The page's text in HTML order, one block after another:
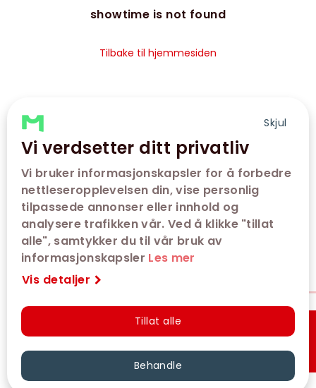
Skjul
Vi verdsetter ditt privatliv
Vi bruker informasjonskapsler for å forbedre
nettleseropplevelsen din, vise personlig
tilpassede annonser eller innhold og
analysere trafikken vår. Ved å klikke "tillat
alle", samtykker du til vår bruk av
informasjonskapsler Les mer
Vis detaljer
Tillat alle
Behandle
showtime is not found
Tilbake til hjemmesiden
Hurtigkjøp